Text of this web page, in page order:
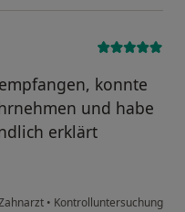
konnte
und habe
erklärt
• Kontrolluntersuchung